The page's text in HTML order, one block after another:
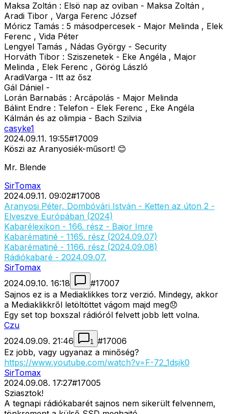
Maksa Zoltán : Elsö nap az oviban - Maksa Zoltán ,
Aradi Tibor , Varga Ferenc József
Móricz Tamás : 5 másodpercesek - Major Melinda , Elek
Ferenc , Vida Péter
Lengyel Tamás , Nádas György - Security
Horváth Tibor : Sziszenetek - Eke Angéla , Major
Melinda , Elek Ferenc , Görög László
AradiVarga - Itt az ősz
Gál Dániel -
Lorán Barnabás : Arcápolás - Major Melinda
Bálint Endre : Telefon - Elek Ferenc , Eke Angéla
Kálmán és az olimpia - Bach Szilvia
casyke1
2024.09.11. 19:55#17009
Köszi az Aranyosiék-műsort! 😊
Mr. Blende
SirTomax
2024.09.11. 09:02#17008
Aranyosi Péter, Dombóvári István - Ketten az úton 2 -
Elveszve Európában (2024)
Kabarélexikon - 166. rész - Bajor Imre
Kabarématiné - 1165. rész (2024.09.07)
Kabarématiné - 1166. rész (2024.09.08)
Rádiókabaré - 2024.09.07.
SirTomax
2024.09.10. 16:18
#17007
Sajnos ez is a Mediaklikkes torz verzió. Mindegy, akkor
a Mediaklikkről letöltöttet vágom majd meg😞
Egy set top boxszal rádióról felvett jobb lett volna.
Czu
2024.09.09. 21:46
1 #17006
Ez jobb, vagy ugyanaz a minőség?
https://www.youtube.com/watch?v=F-72_1dsjk0
SirTomax
2024.09.08. 17:27#17005
Sziasztok!
A tegnapi rádiókabarét sajnos nem sikerült felvennem,